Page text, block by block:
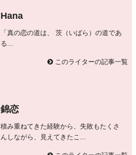
Hana
「真の恋の道は、 茨（いばら）の道であ
る...
このライターの記事一覧
錦恋
積み重ねてきた経験から、失敗もたくさ
んしながら、見えてきたこ...